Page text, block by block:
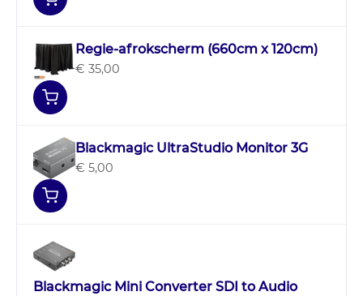
Regie-afrokscherm (660cm x 120cm)
€ 35,00
Blackmagic UltraStudio Monitor 3G
€ 5,00
Blackmagic Mini Converter SDI to Audio